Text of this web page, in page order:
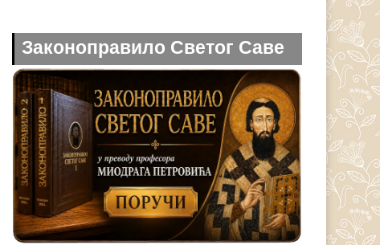
Законоправило Светог Саве